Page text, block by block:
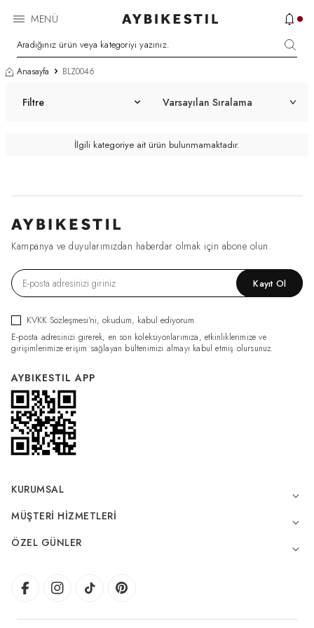
MENÜ
Anasayfa BLZ0046
Filtre
İlgili kategoriye ait ürün bulunmamaktadır.
Kampanya ve duyularımızdan haberdar olmak için abone olun.
Kayıt Ol
KVKK Sözleşmesi'ni, okudum, kabul ediyorum.
E-posta adresinizi girerek, en son koleksiyonlarımıza, etkinliklerimize ve
girişimlerimize erişim sağlayan bültenimizi almayı kabul etmiş olursunuz.
AYBIKESTIL APP
KURUMSAL
MÜŞTERI HIZMETLERI
ÖZEL GÜNLER